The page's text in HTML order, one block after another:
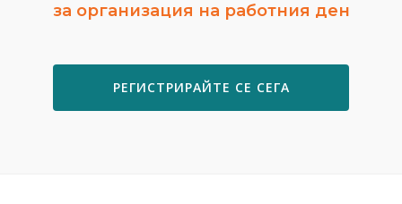
за организация на работния ден
РЕГИСТРИРАЙТЕ СЕ СЕГА